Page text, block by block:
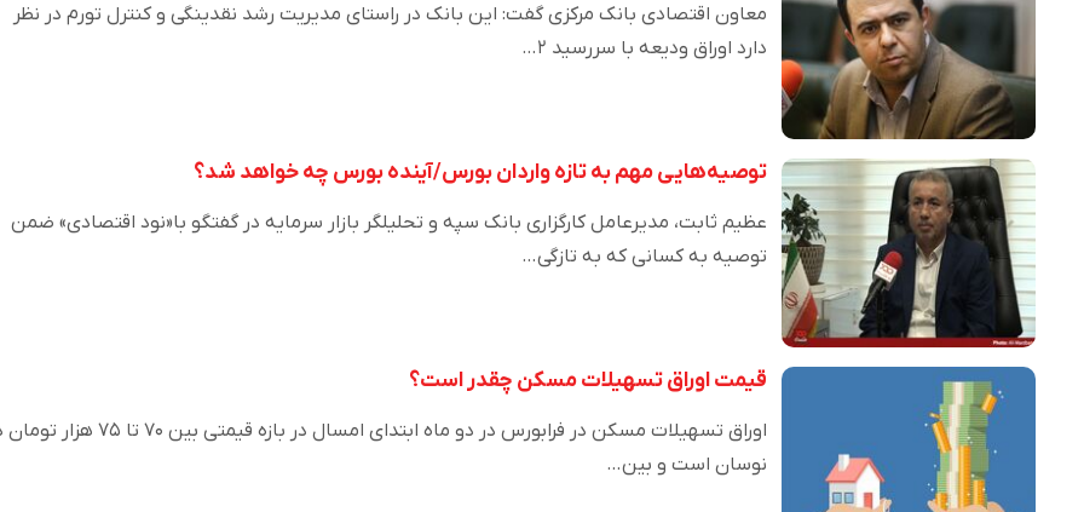
معاون اقتصادی بانک مرکزی گفت: این بانک در راستای مدیریت رشد نقدینگی و کنترل تورم در نظر
دارد اوراق ودیعه با سررسید ۲…
توصیه‌هایی مهم به تازه‌ واردان بورس/آینده بورس چه خواهد شد؟
عظیم ثابت، مدیرعامل کارگزاری بانک سپه و تحلیلگر بازار سرمایه در گفتگو با«نود اقتصادی» ضمن
توصیه به کسانی که به تازگی…
قیمت اوراق تسهیلات مسکن چقدر است؟
اوراق تسهیلات مسکن در فرابورس در دو ماه ابتدای امسال در بازه قیمتی بین ۷۰ تا ۷۵
نوسان است و بین…